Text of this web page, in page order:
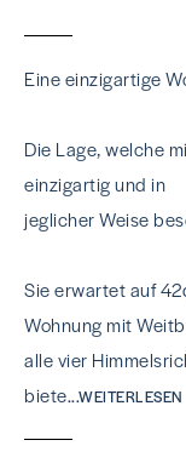
Eine einzigartige
Die Lage, welche
einzigartig und in
jeglicher Weise
Sie erwartet auf
Wohnung mit
alle vier
biete...WEITERLESEN